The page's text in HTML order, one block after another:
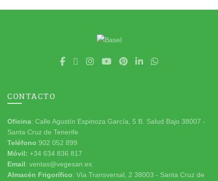
CONTACTO
Oficina: Calle Agustín Espinoza García, 5 B. Salud Bajo 38007 -
Santa Cruz de Tenerife
Teléfono 902 052 899
Móvil: +34 634 836 817
Email: ventas@vegesan.es
Almacén Frigorífico: Vía Transversal, 2 38003 - Santa Cruz de